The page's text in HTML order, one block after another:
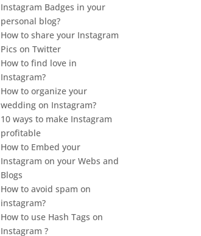
Instagram Badges in your
personal blog?
How to share your Instagram
Pics on Twitter
How to find love in
Instagram?
How to organize your
wedding on Instagram?
10 ways to make Instagram
profitable
How to Embed your
Instagram on your Webs and
Blogs
How to avoid spam on
instagram?
How to use Hash Tags on
Instagram ?